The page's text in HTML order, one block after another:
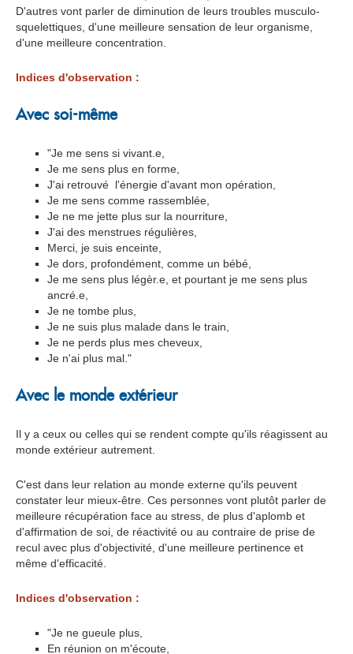
D'autres vont parler de diminution de leurs troubles musculo-
squelettiques, d'une meilleure sensation de leur organisme,
d'une meilleure concentration.
Indices d'observation :
Avec soi-même
"Je me sens si vivant.e,
Je me sens plus en forme,
J'ai retrouvé l'énergie d'avant mon opération,
Je me sens comme rassemblée,
Je ne me jette plus sur la nourriture,
J'ai des menstrues régulières,
Merci, je suis enceinte,
Je dors, profondément, comme un bébé,
Je me sens plus légèr.e, et pourtant je me sens plus
ancré.e,
Je ne tombe plus,
Je ne suis plus malade dans le train,
Je ne perds plus mes cheveux,
Je n'ai plus mal."
Avec le monde extérieur
Il y a ceux ou celles qui se rendent compte qu'ils réagissent au
monde extérieur autrement.
C'est dans leur relation au monde externe qu'ils peuvent
constater leur mieux-être. Ces personnes vont plutôt parler de
meilleure récupération face au stress, de plus d'aplomb et
d'affirmation de soi, de réactivité ou au contraire de prise de
recul avec plus d'objectivité, d'une meilleure pertinence et
même d'efficacité.
Indices d'observation :
"Je ne gueule plus,
En réunion on m'écoute,